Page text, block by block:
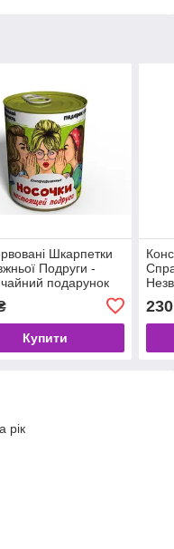
Шкарпетки
Подруги -
подарунок
Купити
230
рік